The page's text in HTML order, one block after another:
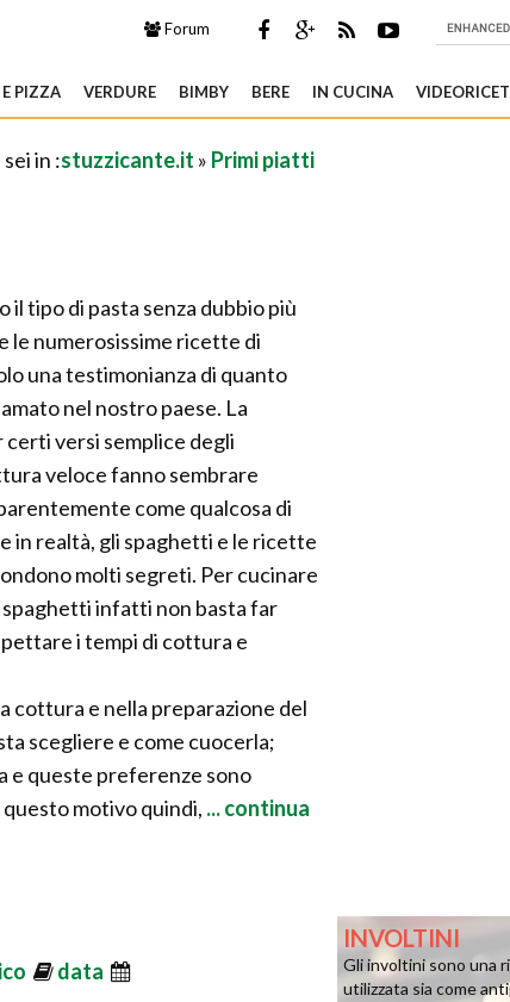
Forum
E PIZZA VERDURE BIMBY BERE IN CUCINA
in :stuzzicante.it » Primi piatti
il tipo di pasta senza dubbio più
le numerosissime ricette di
una testimonianza di quanto
nel nostro paese. La
versi semplice degli
veloce fanno sembrare
come qualcosa di
in realtà, gli spaghetti e le ricette
molti segreti. Per cucinare
infatti non basta far
i tempi di cottura e
cottura e nella preparazione del
scegliere e come cuocerla;
e queste preferenze sono
motivo quindi, ... continua
data
INVOLTINI
Gli involtini sono una
utilizzata sia come